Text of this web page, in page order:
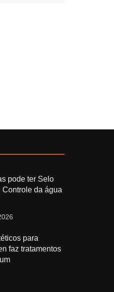
pode ter Selo
Controle da água
para
faz tratamentos